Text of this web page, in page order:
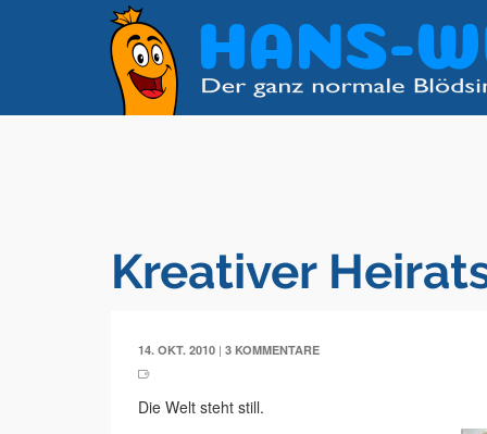
Kreativer
14. OKT. 2010 | 3 KOMMENTARE
Die Welt steht still.